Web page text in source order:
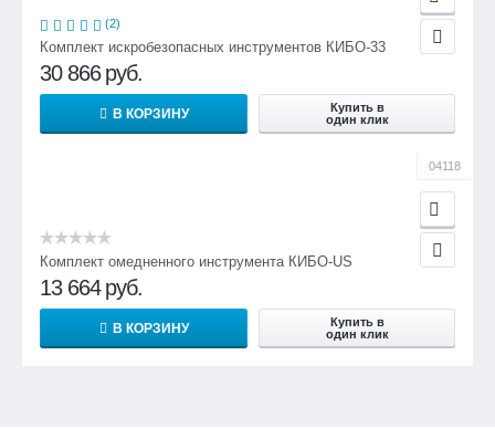
(2)
Комплект искробезопасных инструментов КИБО-33
30 866 руб.
В КОРЗИНУ
Купить в
один клик
04118
Комплект омедненного инструмента КИБО-US
13 664 руб.
В КОРЗИНУ
Купить в
один клик